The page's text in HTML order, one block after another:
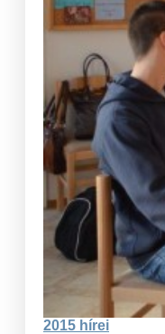
2015 hírei